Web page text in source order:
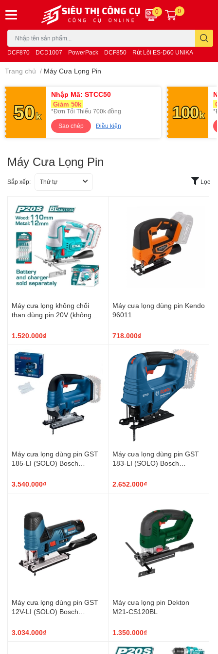
DCF870 DCD1007 PowerPack DCF850 Rút Lõi ES-D60 UNIKA
0 0
Trang chủ / Máy Cưa Lọng Pin
Nhập Mã: STCC50
Giảm 50k
*Đơn Tối Thiểu 700k đồng
Sao chép
Điều kiện
Máy Cưa Lọng Pin
Sắp xếp: Thứ tự Lọc
Máy cưa lọng không chổi
than dùng pin 20V (không
TOTAL
1.520.000₫
Máy cưa lọng dùng pin Kendo
96011
718.000₫
Máy cưa lọng dùng pin GST
185-LI (SOLO) Bosch
3.540.000₫
Máy cưa lọng dùng pin GST
183-LI (SOLO) Bosch
2.652.000₫
Máy cưa lọng dùng pin GST
12V-LI (SOLO) Bosch
3.034.000₫
Máy cưa lọng pin Dekton
M21-CS120BL
1.350.000₫